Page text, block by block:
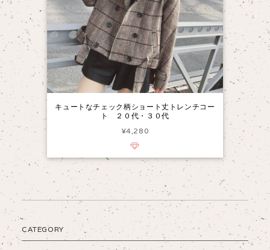
キュートなチェック柄ショート丈トレンチコー
ト ２０代・３０代
¥4,280
CATEGORY